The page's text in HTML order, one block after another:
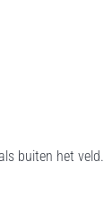
buiten het veld.